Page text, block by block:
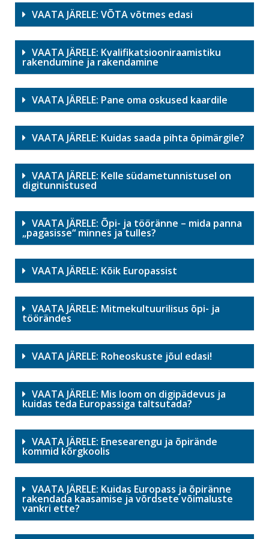
VAATA JÄRELE: VÕTA võtmes edasi
VAATA JÄRELE: Kvalifikatsiooniraamistiku
rakendumine ja rakendamine
VAATA JÄRELE: Pane oma oskused kaardile
VAATA JÄRELE: Kuidas saada pihta õpimärgile?
VAATA JÄRELE: Kelle südametunnistusel on
digitunnistused
VAATA JÄRELE: Õpi- ja tööränne – mida panna
„pagasisse“ minnes ja tulles?
VAATA JÄRELE: Kõik Europassist
VAATA JÄRELE: Mitmekultuurilisus õpi- ja
töörändes
VAATA JÄRELE: Roheoskuste jõul edasi!
VAATA JÄRELE: Mis loom on digipädevus ja
kuidas teda Europassiga taltsutada?
VAATA JÄRELE: Enesearengu ja õpirände
kommid kõrgkoolis
VAATA JÄRELE: Kuidas Europass ja õpiränne
rakendada kaasamise ja võrdsete võimaluste
vankri ette?